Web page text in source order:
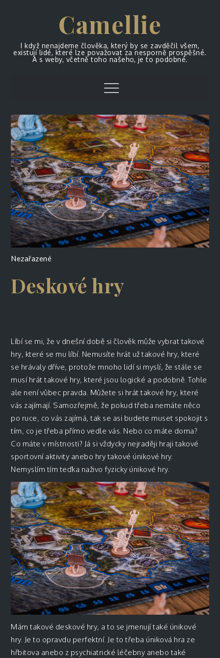
Camellie
I když nenajdeme člověka, který by se zavděčil všem,
existují lidé, které lze považovat za nesporně prospěšné.
A s weby, včetně toho našeho, je to podobné.
Menu
Nezařazené
Deskové hry
Líbí se mi, že v dnešní době si člověk může vybrat takové
hry, které se mu líbí. Nemusíte hrát už takové hry, které
se hrávaly dříve, protože mnoho lidí si myslí, že stále se
musí hrát takové hry, které jsou logické a podobně. Tohle
ale není vůbec pravda. Můžete si hrát takové hry, které
vás zajímají. Samozřejmě, že pokud třeba nemáte něco
po ruce, co vás zajímá, tak se asi budete muset spokojit s
tím, co je třeba přímo vedle vás. Nebo co máte doma?
Co máte v místnosti? Já si vždycky nejraději hraji takové
sportovní aktivity anebo hry takové únikové hry.
Nemyslím tím teďka naživo fyzicky únikové hry.
Mám takové deskové hry, a to se jmenují také únikové
hry. Je to opravdu perfektní. Je to třeba úniková hra ze
hřbitova anebo z psychiatrické léčebny anebo také